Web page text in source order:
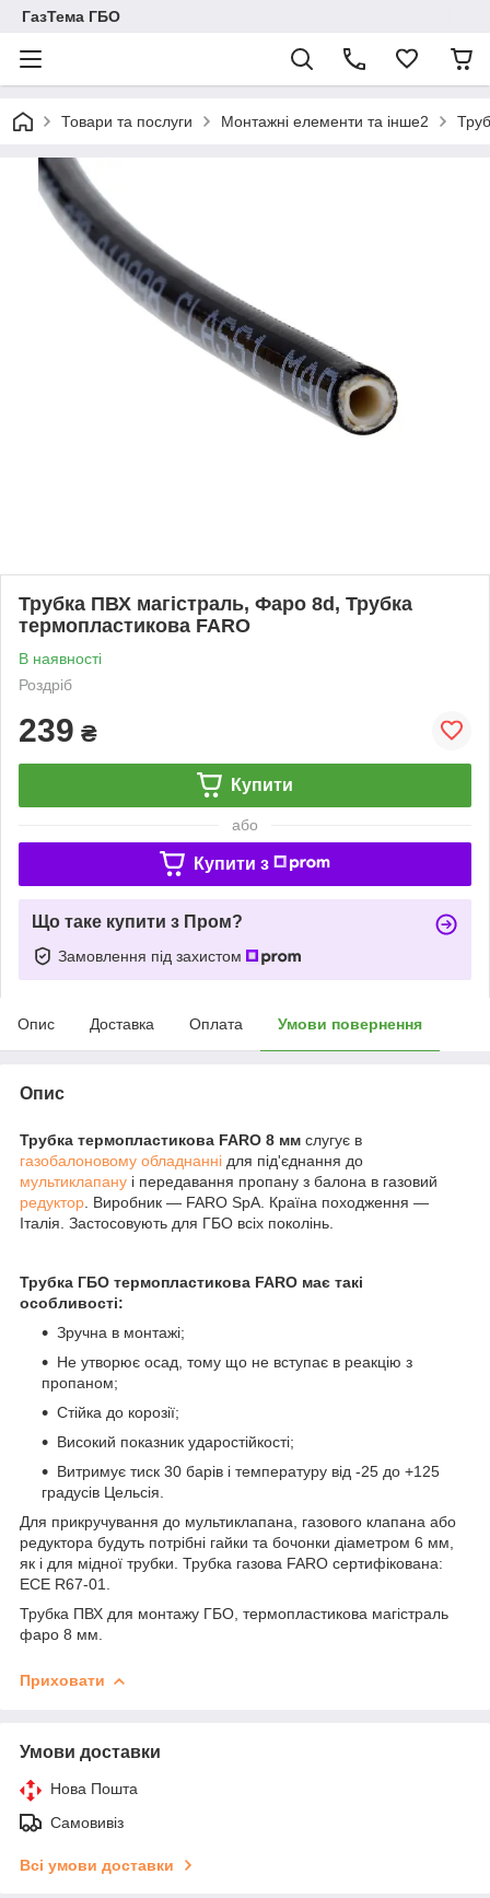
ГазТема ГБО
Товари та послуги Монтажні елементи та інше2
Трубка ПВХ магістраль, Фаро 8d, Трубка
термопластикова FARO
В наявності
Роздріб
239 ₴
Купити
або
Купити з
Що таке купити з Пром?
Замовлення під захистом
Опис Доставка Оплата Умови повернення
Опис
Трубка термопластикова FARO 8 мм слугує в
газобалоновому обладнанні для під'єднання до
мультиклапану і передавання пропану з балона в газовий
редуктор . Виробник — FARO SpA. Країна походження —
Італія. Застосовують для ГБО всіх поколінь.
Трубка ГБО термопластикова FARO має такі
особливості:
Зручна в монтажі;
Не утворює осад, тому що не вступає в реакцію з
пропаном;
Стійка до корозії;
Високий показник ударостійкості;
Витримує тиск 30 барів і температуру від -25 до +125
градусів Цельсія.
Для прикручування до мультиклапана, газового клапана або
редуктора будуть потрібні гайки та бочонки діаметром 6 мм,
як і для мідної трубки. Трубка газова FARO сертифікована:
ECE R67-01.
Трубка ПВХ для монтажу ГБО, термопластикова магістраль
фаро 8 мм.
Приховати
Умови доставки
Нова Пошта
Самовивіз
Всі умови доставки